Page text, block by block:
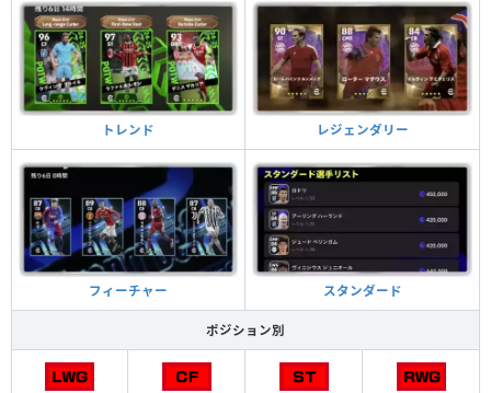
トレンド レジェンダリー
フィーチャー スタンダード
ポジション別